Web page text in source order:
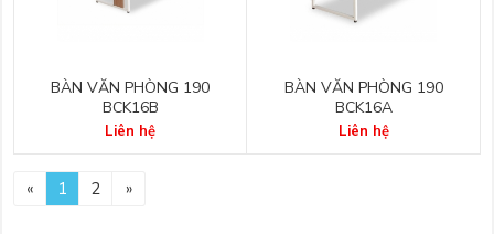
BÀN VĂN PHÒNG 190
BCK16B
Liên hệ
BÀN VĂN PHÒNG 190
BCK16A
Liên hệ
« 1 2 »